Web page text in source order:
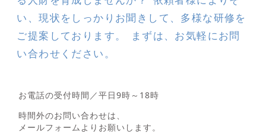
い、現状をしっかりお聞きして、多様な研修を
ご提案しております。 まずは、お気軽にお問
い合わせください。
お電話の受付時間／平日9時～18時
時間外のお問い合わせは、
メールフォームよりお願いします。